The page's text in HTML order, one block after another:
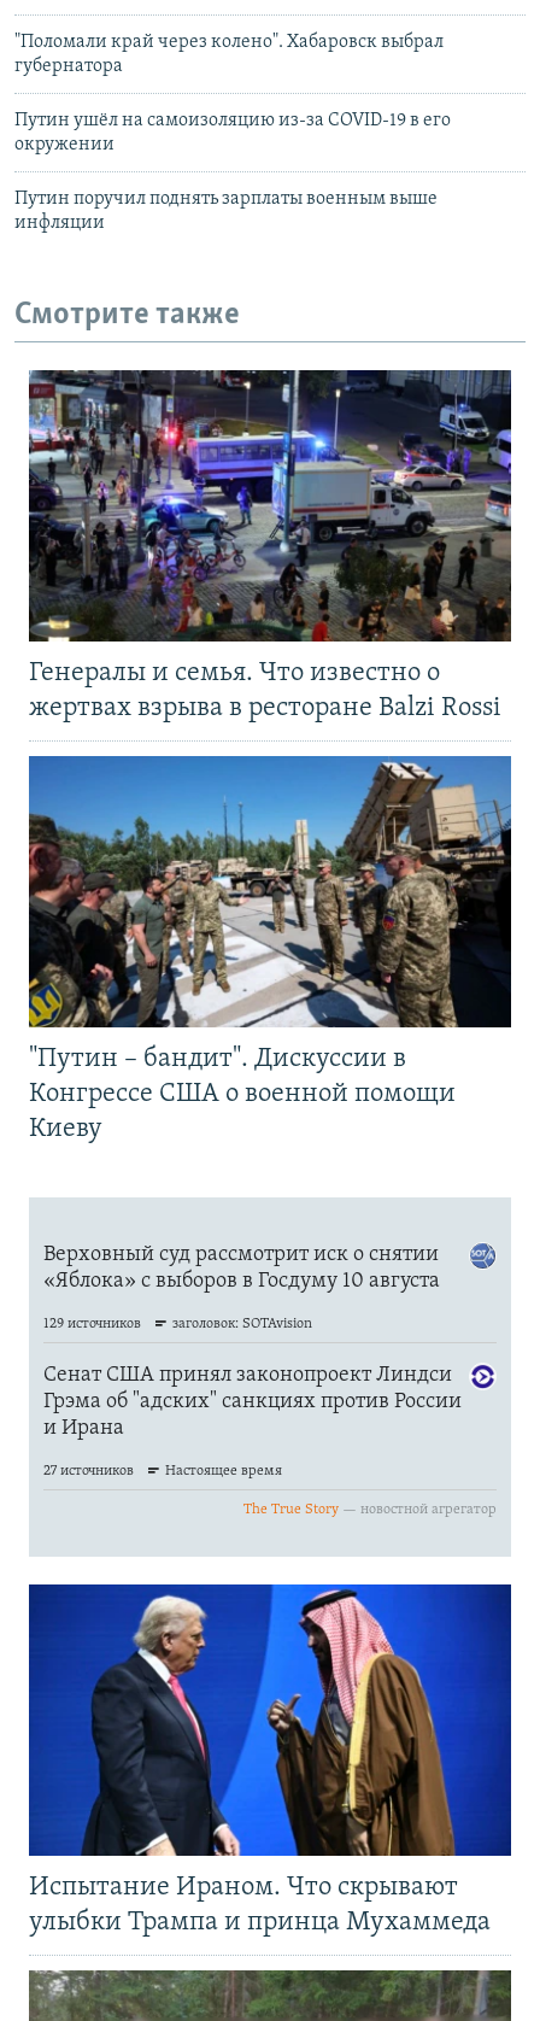
"Поломали край через колено". Хабаровск выбрал
губернатора
Путин ушёл на самоизоляцию из-за COVID-19 в его
окружении
Путин поручил поднять зарплаты военным выше
инфляции
Смотрите также
Генералы и семья. Что известно о
жертвах взрыва в ресторане Balzi Rossi
"Путин – бандит". Дискуссии в
Конгрессе США о военной помощи
Киеву
Испытание Ираном. Что скрывают
улыбки Трампа и принца Мухаммеда